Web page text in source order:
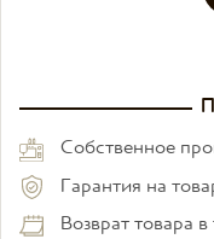
Собственное
Гарантия на
Возврат товара